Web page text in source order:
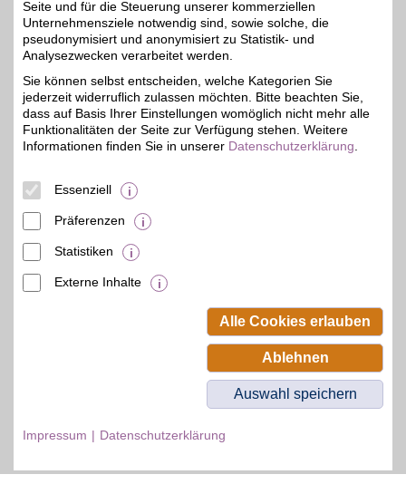
umfangreiche
Sportangebot genießen
und BSW-Vorteil sichern.
Zum Partnerprofil
4%
DAZN Gutschein
© BSW Verbraucher-Service
Alle Rechte vorbehalten.
Seite und für die Steuerung unserer kommerziellen
Unternehmensziele notwendig sind, sowie solche, die
pseudonymisiert und anonymisiert zu Statistik- und
Analysezwecken verarbeitet werden.
Sie können selbst entscheiden, welche Kategorien Sie
jederzeit widerruflich zulassen möchten. Bitte beachten Sie,
dass auf Basis Ihrer Einstellungen womöglich nicht mehr alle
Funktionalitäten der Seite zur Verfügung stehen. Weitere
Informationen finden Sie in unserer Datenschutzerklärung
Essenziell
Präferenzen
Statistiken
Externe Inhalte
Alle Cookies erlauben
Ablehnen
Auswahl speichern
Impressum Datenschutzerklärung